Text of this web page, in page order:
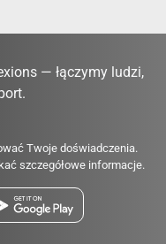
— łączymy ludzi,
Twoje doświadczenia.
szczegółowe informacje.